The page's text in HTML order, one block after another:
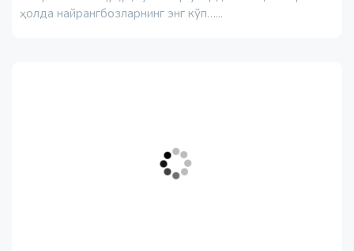
ҳолда найрангбозларнинг энг кўп…...